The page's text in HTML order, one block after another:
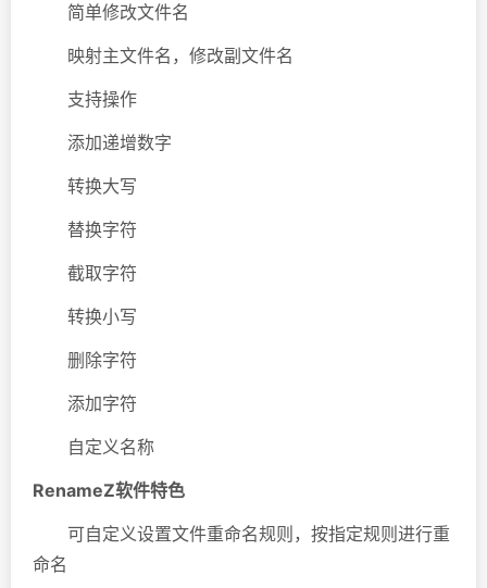
简单修改文件名
映射主文件名，修改副文件名
支持操作
添加递增数字
转换大写
替换字符
截取字符
转换小写
删除字符
添加字符
自定义名称
RenameZ软件特色
可自定义设置文件重命名规则，按指定规则进行重
命名